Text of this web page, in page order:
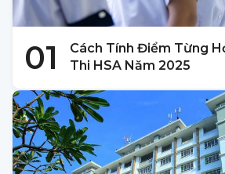
01
Cách Tính Điểm Từng
Thi HSA Năm 2025